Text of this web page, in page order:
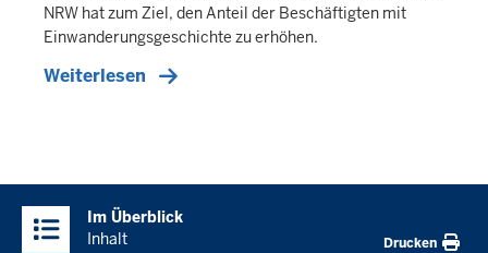
NRW hat zum Ziel, den Anteil der Beschäftigten mit
Einwanderungsgeschichte zu erhöhen.
Weiterlesen
Inhalte
Im Überblick
Inhalt
Drucken